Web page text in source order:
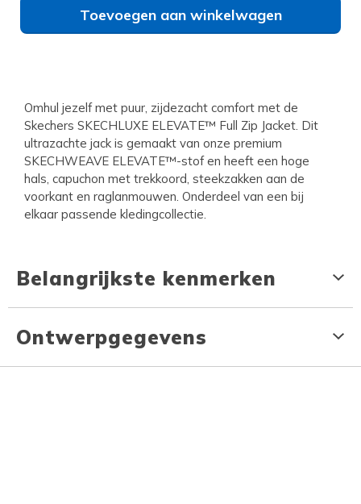
Toevoegen aan winkelwagen
Omhul jezelf met puur, zijdezacht comfort met de
Skechers SKECHLUXE ELEVATE™ Full Zip Jacket. Dit
ultrazachte jack is gemaakt van onze premium
SKECHWEAVE ELEVATE™-stof en heeft een hoge
hals, capuchon met trekkoord, steekzakken aan de
voorkant en raglanmouwen. Onderdeel van een bij
elkaar passende kledingcollectie.
Belangrijkste kenmerken
Ontwerpgegevens